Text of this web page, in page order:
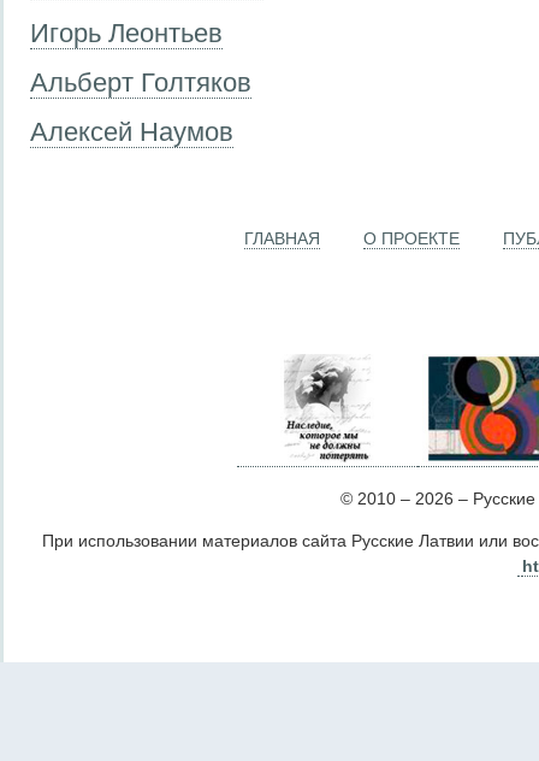
Игорь Леонтьев
Альберт Голтяков
Алексей Наумов
ГЛАВНАЯ О ПРОЕКТЕ
© 2010 – 2026 –
При использовании материалов сайта Русские Латвии или